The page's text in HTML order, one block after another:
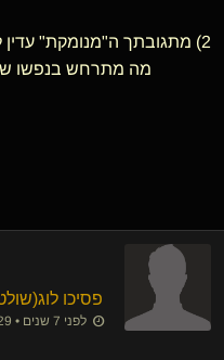
2) מתגובתך ה"מנומקת"
מה מתרחש בנפשו של
פסיכו
לפני 7 שנים • 29 ביוני 2019